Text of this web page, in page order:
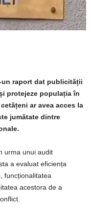
raport dat publicității
protejeze populația în
ar avea acces la
jumătate dintre
urma unui audit
a evaluat eficiența
funcționalitatea
acestora de a